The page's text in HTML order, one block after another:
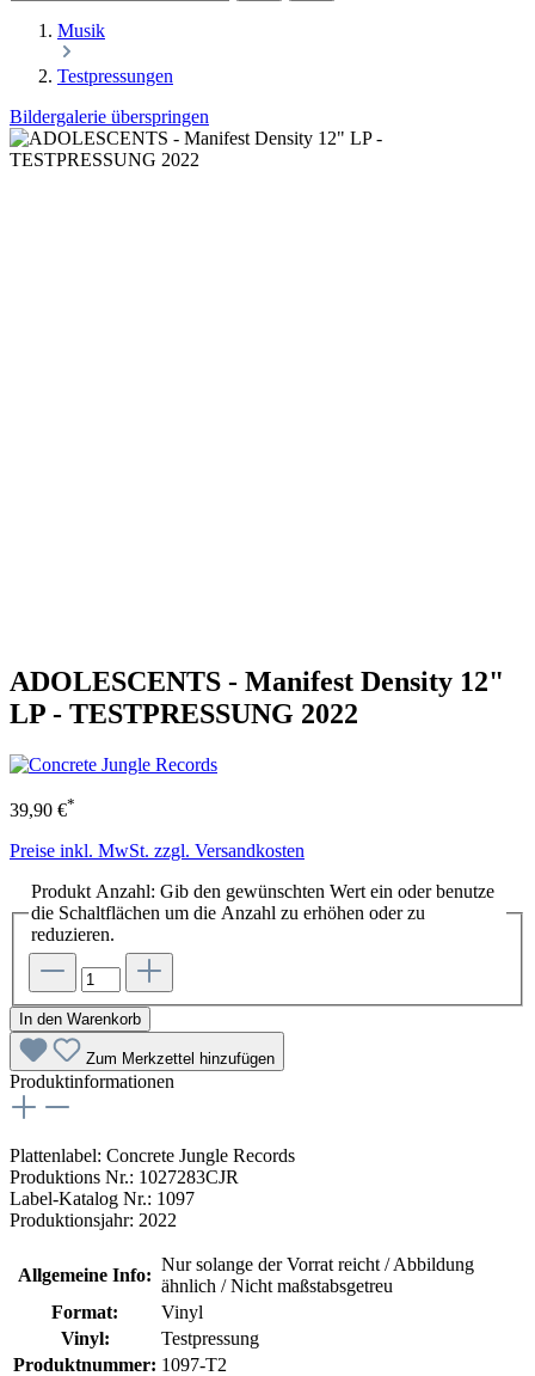
Musik
Testpressungen
Bildergalerie überspringen
ADOLESCENTS - Manifest Density 12"
LP - TESTPRESSUNG 2022
39,90 €*
Preise inkl. MwSt. zzgl. Versandkosten
Produkt Anzahl: Gib den gewünschten Wert ein oder benutze
die Schaltflächen um die Anzahl zu erhöhen oder zu
reduzieren.
In den Warenkorb
Zum Merkzettel hinzufügen
Produktinformationen
Plattenlabel: Concrete Jungle Records
Produktions Nr.: 1027283CJR
Label-Katalog Nr.: 1097
Produktionsjahr: 2022
Allgemeine Info:
Nur solange der Vorrat reicht / Abbildung
ähnlich / Nicht maßstabsgetreu
Format:
Vinyl
Vinyl:
Testpressung
Produktnummer: 1097-T2